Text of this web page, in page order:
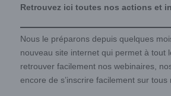
Retrouvez ici toutes nos actions et
Nous le préparons depuis quelques
nouveau site internet qui permet à tout
retrouver facilement nos webinaires,
encore de s’inscrire facilement sur tous